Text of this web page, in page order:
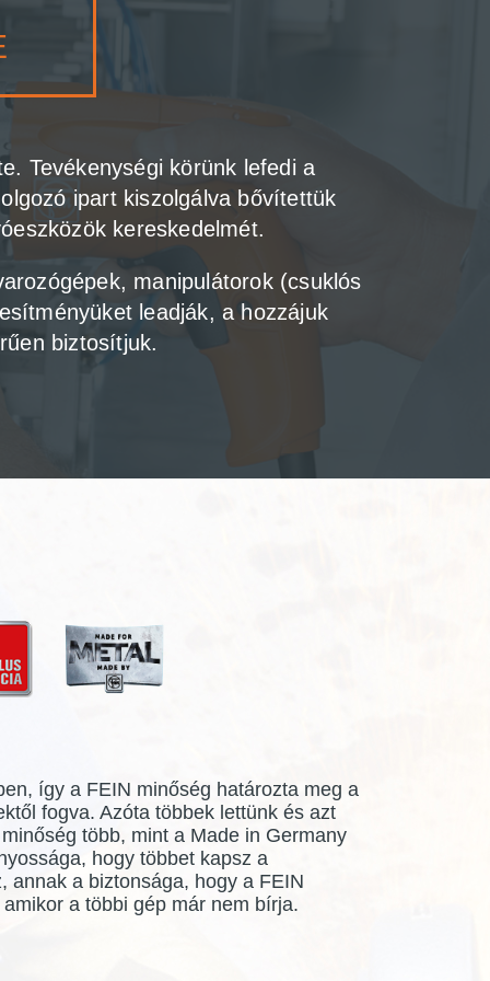
Tevékenységi körünk lefedi a
ipart kiszolgálva bővítettük
kereskedelmét.
manipulátorok (csuklós
leadják, a hozzájuk
biztosítjuk.
így a FEIN minőség határozta meg a
fogva. Azóta többek lettünk és azt
több, mint a Made in Germany
hogy többet kapsz a
annak a biztonsága, hogy a FEIN
a többi gép már nem bírja.